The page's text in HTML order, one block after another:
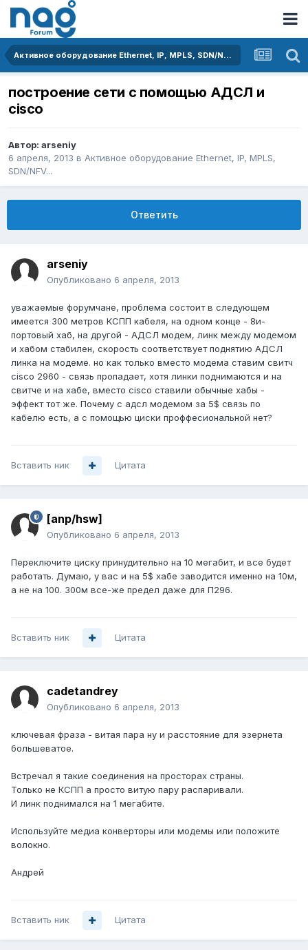
Активное оборудование Ethernet, IP, MPLS, SDN/NFV...
построение сети с помощью АДСЛ и
cisco
Автор: arseniy
6 апреля, 2013 в Активное оборудование Ethernet, IP, MPLS,
SDN/NFV...
Ответить
arseniy
Опубликовано 6 апреля, 2013
уважаемые форумчане, проблема состоит в следующем
имеется 300 метров КСПП кабеля, на одном конце - 8и-
портовый хаб, на другой - АДСЛ модем, линк между модемом
и хабом стабилен, скорость соответствует поднятию АДСЛ
линка на модеме. но как только вместо модема ставим свитч
cisco 2960 - связь пропадает, хотя линки поднимаются и на
свитче и на хабе, вместо cisco ставили обычные хабы -
эффект тот же. Почему с адсл модемом за 5$ связь по
кабелю есть, а с помощью циски проффесиональной нет?
Вставить ник Цитата
[anp/hsw]
Опубликовано 6 апреля, 2013
Переключите циску принудительно на 10 мегабит, и все будет
работать. Думаю, у вас и на 5$ хабе заводится именно на 10м,
а не на 100. 300м все-же предел даже для П296.
Вставить ник Цитата
cadetandrey
Опубликовано 6 апреля, 2013
ключевая фраза - витая пара ну и расстояние для эзернета
большеватое.
Встречал я такие соединения на просторах страны.
Только не КСПП а просто витую пару распаривали.
И линк поднимался на 1 мегабите.
Используйте медиа конверторы или модемы или положите
волокно.
Андрей
Вставить ник Цитата